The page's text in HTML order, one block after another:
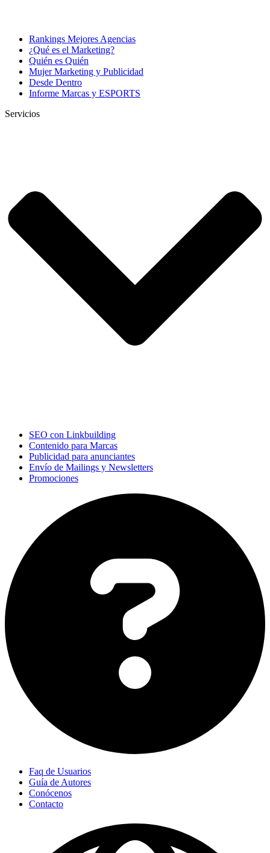
Rankings Mejores Agencias
¿Qué es el Marketing?
Quién es Quién
Mujer Marketing y Publicidad
Desde Dentro
Informe Marcas y ESPORTS
Servicios
SEO con Linkbuilding
Contenido para Marcas
Publicidad para anunciantes
Envío de Mailings y Newsletters
Promociones
Faq de Usuarios
Guía de Autores
Conócenos
Contacto